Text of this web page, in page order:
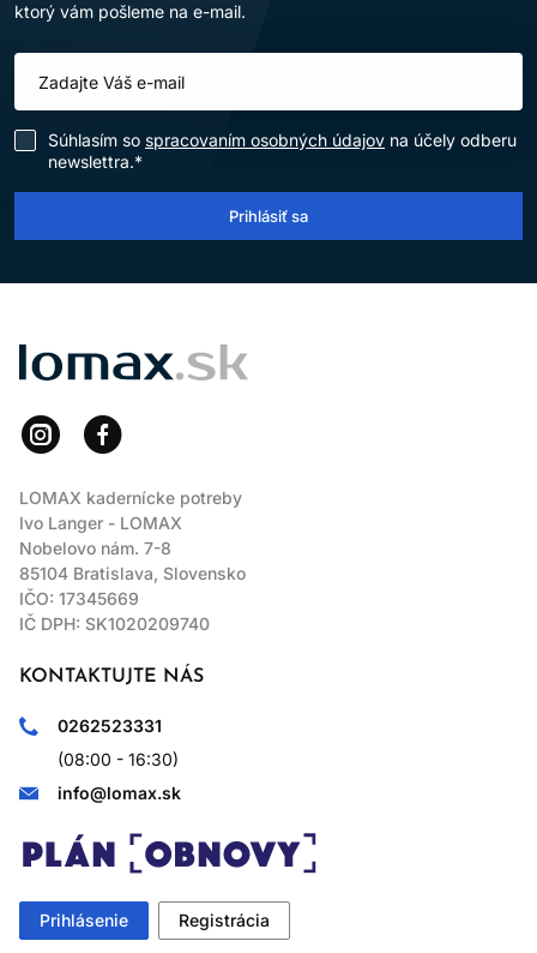
ktorý vám pošleme na e-mail.
Súhlasím so spracovaním osobných údajov na účely odberu
newslettra.*
Prihlásiť sa
LOMAX
LOMAX kadernícke potreby
Ivo Langer - LOMAX
Nobelovo nám. 7-8
85104 Bratislava, Slovensko
IČO: 17345669
IČ DPH: SK1020209740
KONTAKTUJTE NÁS
0262523331
(08:00 - 16:30)
info@lomax.sk
Prihlásenie Registrácia